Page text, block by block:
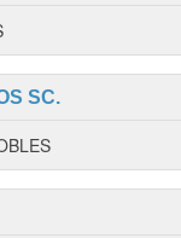
SC.